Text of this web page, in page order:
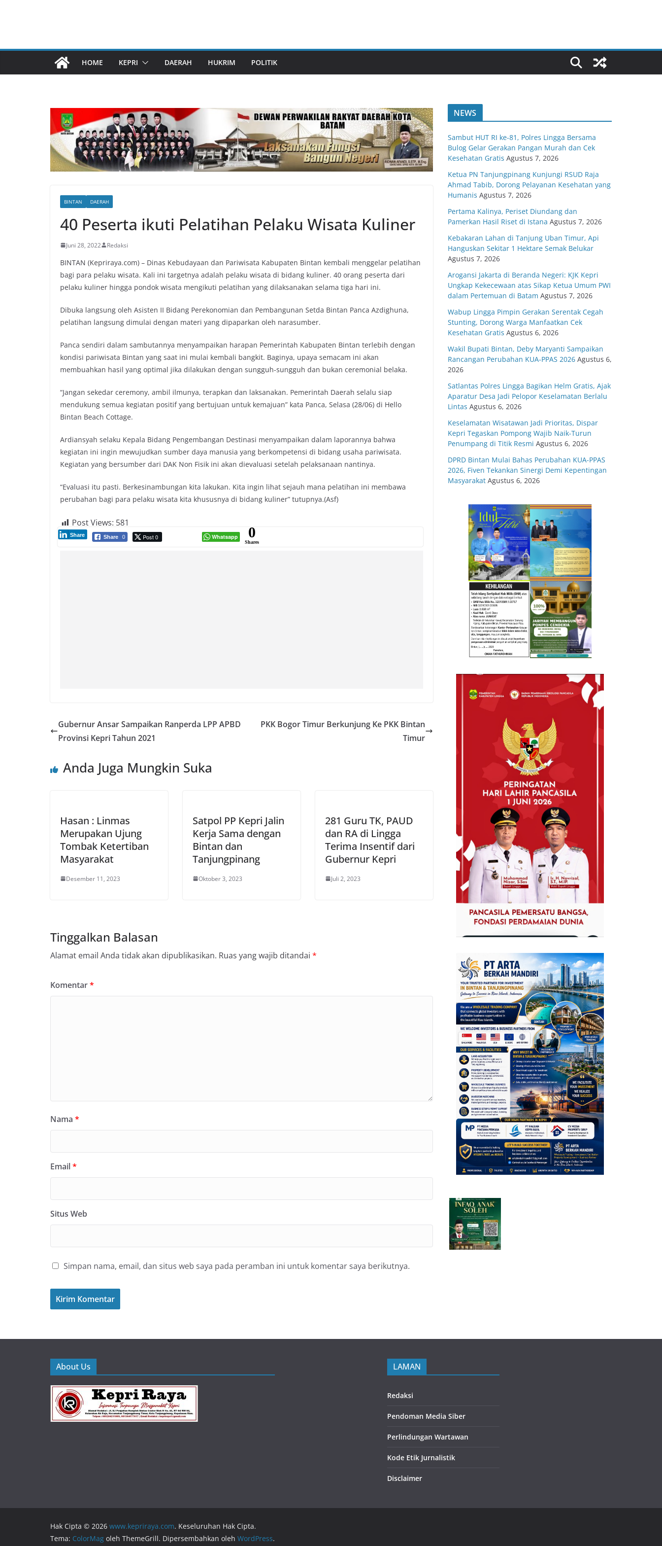
HOME KEPRI DAERAH HUKRIM POLITIK
BINTAN DAERAH
40 Peserta ikuti Pelatihan Pelaku Wisata Kuliner
Juni 28, 2022 Redaksi
BINTAN (Kepriraya.com) – Dinas Kebudayaan dan Pariwisata Kabupaten Bintan kembali menggelar pelatihan
bagi para pelaku wisata. Kali ini targetnya adalah pelaku wisata di bidang kuliner. 40 orang peserta dari
pelaku kuliner hingga pondok wisata mengikuti pelatihan yang dilaksanakan selama tiga hari ini.
Dibuka langsung oleh Asisten II Bidang Perekonomian dan Pembangunan Setda Bintan Panca Azdighuna,
pelatihan langsung dimulai dengan materi yang dipaparkan oleh narasumber.
Panca sendiri dalam sambutannya menyampaikan harapan Pemerintah Kabupaten Bintan terlebih dengan
kondisi pariwisata Bintan yang saat ini mulai kembali bangkit. Baginya, upaya semacam ini akan
membuahkan hasil yang optimal jika dilakukan dengan sungguh-sungguh dan bukan ceremonial belaka.
“Jangan sekedar ceremony, ambil ilmunya, terapkan dan laksanakan. Pemerintah Daerah selalu siap
mendukung semua kegiatan positif yang bertujuan untuk kemajuan” kata Panca, Selasa (28/06) di Hello
Bintan Beach Cottage.
Ardiansyah selaku Kepala Bidang Pengembangan Destinasi menyampaikan dalam laporannya bahwa
kegiatan ini ingin mewujudkan sumber daya manusia yang berkompetensi di bidang usaha pariwisata.
Kegiatan yang bersumber dari DAK Non Fisik ini akan dievaluasi setelah pelaksanaan nantinya.
“Evaluasi itu pasti. Berkesinambungan kita lakukan. Kita ingin lihat sejauh mana pelatihan ini membawa
perubahan bagi para pelaku wisata kita khususnya di bidang kuliner” tutupnya.(Asf)
Post Views: 581
Share 0 Post 0
Share Whatsapp 0
Shares
Gubernur Ansar Sampaikan Ranperda LPP APBD
Provinsi Kepri Tahun 2021
PKK Bogor Timur Berkunjung Ke PKK Bintan
Timur
Anda Juga Mungkin Suka
Hasan : Linmas
Merupakan Ujung
Tombak Ketertiban
Masyarakat
Desember 11, 2023
Satpol PP Kepri Jalin
Kerja Sama dengan
Bintan dan
Tanjungpinang
Oktober 3, 2023
281 Guru TK, PAUD
dan RA di Lingga
Terima Insentif dari
Gubernur Kepri
Juli 2, 2023
Tinggalkan Balasan
Alamat email Anda tidak akan dipublikasikan. Ruas yang wajib ditandai *
Komentar*
Nama *
Email*
Situs Web
Simpan nama, email, dan situs web saya pada peramban ini untuk komentar saya berikutnya.
NEWS
Sambut HUT RI ke-81, Polres Lingga Bersama
Bulog Gelar Gerakan Pangan Murah dan Cek
Kesehatan Gratis Agustus 7, 2026
Ketua PN Tanjungpinang Kunjungi RSUD Raja
Ahmad Tabib, Dorong Pelayanan Kesehatan yang
Humanis Agustus 7, 2026
Pertama Kalinya, Periset Diundang dan
Pamerkan Hasil Riset di Istana Agustus 7, 2026
Kebakaran Lahan di Tanjung Uban Timur, Api
Hanguskan Sekitar 1 Hektare Semak Belukar
Agustus 7, 2026
Arogansi Jakarta di Beranda Negeri: KJK Kepri
Ungkap Kekecewaan atas Sikap Ketua Umum PWI
dalam Pertemuan di Batam Agustus 7, 2026
Wabup Lingga Pimpin Gerakan Serentak Cegah
Stunting, Dorong Warga Manfaatkan Cek
Kesehatan Gratis Agustus 6, 2026
Wakil Bupati Bintan, Deby Maryanti Sampaikan
Rancangan Perubahan KUA-PPAS 2026 Agustus 6,
2026
Satlantas Polres Lingga Bagikan Helm Gratis, Ajak
Aparatur Desa Jadi Pelopor Keselamatan Berlalu
Lintas Agustus 6, 2026
Keselamatan Wisatawan Jadi Prioritas, Dispar
Kepri Tegaskan Pompong Wajib Naik-Turun
Penumpang di Titik Resmi Agustus 6, 2026
DPRD Bintan Mulai Bahas Perubahan KUA-PPAS
2026, Fiven Tekankan Sinergi Demi Kepentingan
Masyarakat Agustus 6, 2026
About Us LAMAN
Redaksi
Pendoman Media Siber
Perlindungan Wartawan
Kode Etik Jurnalistik
Disclaimer
Hak Cipta © 2026 www.kepriraya.com. Keseluruhan Hak Cipta.
Tema: ColorMag oleh ThemeGrill. Dipersembahkan oleh WordPress.